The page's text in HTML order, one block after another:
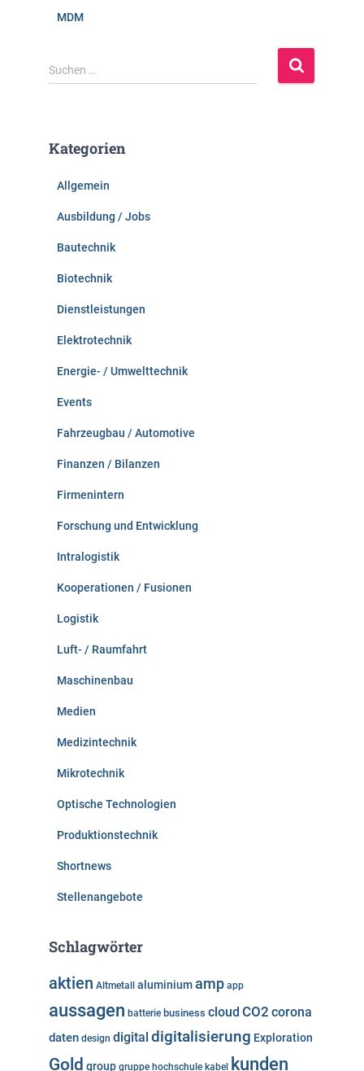
MDM
S
u
n
Suchen …
Kategorien
Allgemein
Ausbildung / Jobs
Bautechnik
Biotechnik
Dienstleistungen
Elektrotechnik
Energie- / Umwelttechnik
Events
Fahrzeugbau / Automotive
Finanzen / Bilanzen
Firmenintern
Forschung und Entwicklung
Intralogistik
Kooperationen / Fusionen
Logistik
Luft- / Raumfahrt
Maschinenbau
Medien
Medizintechnik
Mikrotechnik
Optische Technologien
Produktionstechnik
Shortnews
Stellenangebote
Schlagwörter
aktien Altmetall aluminiumamp app
aussagen batterie business cloud CO2 corona
daten design digital digitalisierung Exploration
Gold group gruppe hochschule kabel kunden